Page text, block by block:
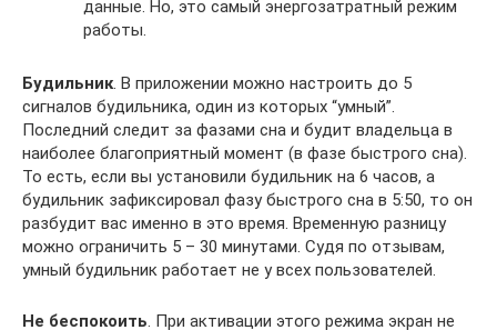
данные. Но, это самый энергозатратный режим
работы.
Будильник . В приложении можно настроить до 5
сигналов будильника, один из которых “умный”.
Последний следит за фазами сна и будит владельца в
наиболее благоприятный момент (в фазе быстрого сна).
То есть, если вы установили будильник на 6 часов, а
будильник зафиксировал фазу быстрого сна в 5:50, то он
разбудит вас именно в это время. Временную разницу
можно ограничить 5 – 30 минутами. Судя по отзывам,
умный будильник работает не у всех пользователей.
Не беспокоить . При активации этого режима экран не